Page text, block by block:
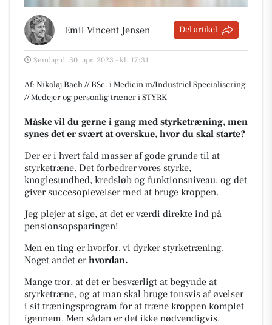
Emil Vincent Jensen Del artikel
Søndag d. 30. apr. 2023 - kl. 17:31
Af: Nikolaj Bach // BSc. i Medicin m/Industriel Specialisering
// Medejer og personlig træner i STYRK
Måske vil du gerne i gang med styrketræning, men
synes det er svært at overskue, hvor du skal starte?
Der er i hvert fald masser af gode grunde til at
styrketræne. Det forbedrer vores styrke,
knoglesundhed, kredsløb og funktionsniveau, og det
giver succesoplevelser med at bruge kroppen.
Jeg plejer at sige, at det er værdi direkte ind på
pensionsopsparingen!
Men en ting er hvorfor, vi dyrker styrketræning.
Noget andet erhvordan.
Mange tror, at det er besværligt at begynde at
styrketræne, og at man skal bruge tonsvis af øvelser
i sit træningsprogram for at træne kroppen komplet
igennem. Men sådan er det ikke nødvendigvis.